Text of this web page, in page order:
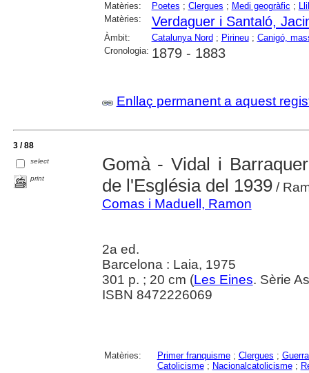
Matèries: Poetes ; Clergues ; Medi geogràfic ;
Matèries:
Verdaguer i Santaló,
Àmbit: Catalunya Nord ; Pirineu; Canigó,
Cronologia: 1879 - 1883
Enllaç permanent a aquest
3 / 88
select
print
Gomà - Vidal i
de l'Església del 1939/
Comas i Maduell, Ramon
2a ed.
Barcelona : Laia, 1975
301 p. ; 20 cm (Les Eines. Sèrie
ISBN 8472226069
Matèries: Primer franquisme; Clergues ;
Catolicisme; Nacionalcatolicisme;